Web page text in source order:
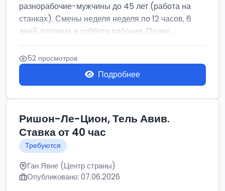
разнорабочие-мужчины до 45 лет (работа на
станках). Смены неделя неделя по 12 часов, 6
дней, пятница и суббота рабочие. Подво...
52 просмотров
Подробнее
Ришон-Ле-Цион, Тель Авив.
Ставка от 40 час
Требуются
Ган Явне (Центр страны)
Опубликовано: 07.06.2026